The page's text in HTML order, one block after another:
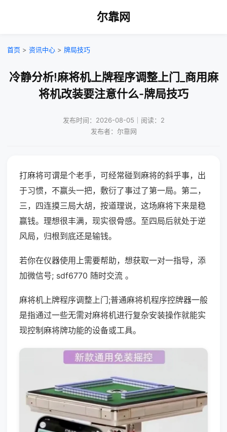
尔靠网
首页 > 资讯中心 > 牌局技巧
冷静分析!麻将机上牌程序调整上门_商用麻
将机改装要注意什么-牌局技巧
发布时间：2026-08-05｜阅读：2
发布者：尔靠网
打麻将可谓是个老手，可经常碰到麻将的斜乎事，出
于习惯，不赢头一把，敷衍了事过了第一局。第二，
三，四连摸三局大胡，按道理说，这场麻将下来是稳
赢钱。理想很丰满，现实很骨感。至四局后就处于逆
风局，归根到底还是输钱。
若你在仪器使用上需要帮助，想获取一对一指导，添
加微信号; sdf6770 随时交流 。
麻将机上牌程序调整上门;普通麻将机程序控牌器一般
是指通过一些无需对麻将机进行复杂安装操作就能实
现控制麻将牌功能的设备或工具。